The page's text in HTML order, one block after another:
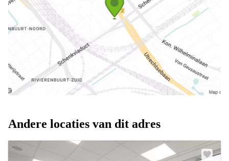
Andere locaties van dit adres